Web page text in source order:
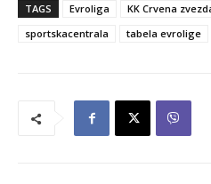
TAGS Evroliga KK Crvena
sportskacentrala
tabela evrolige